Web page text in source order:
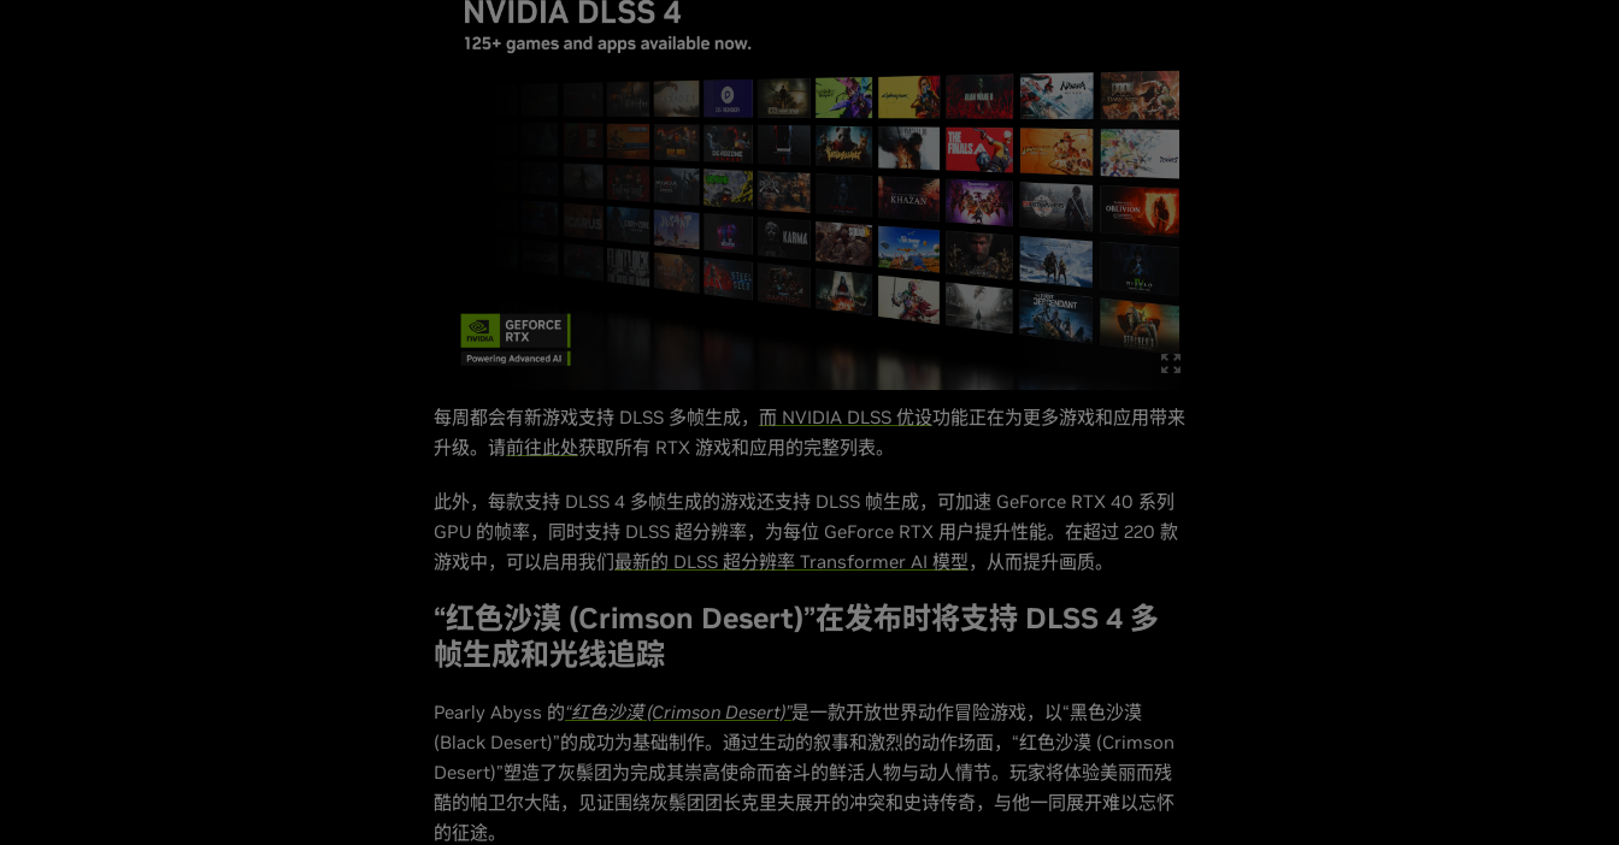
每周都会有新游戏支持 DLSS 多帧生成， 而 NVIDIA DLSS 优设功能正在为更多游戏和应用带来
升级。请前往此处获取所有 RTX 游戏和应用的完整列表。
此外，每款支持 DLSS 4 多帧生成的游戏还支持 DLSS 帧生成，可加速 GeForce RTX 40 系列
GPU 的帧率，同时支持 DLSS 超分辨率，为每位 GeForce RTX 用户提升性能。在超过 220 款
游戏中，可以启用我们最新的 DLSS 超分辨率 Transformer AI 模型，从而提升画质。
“红色沙漠 (Crimson Desert)”在发布时将支持 DLSS 4 多
帧生成和光线追踪
Pearly Abyss 的“红色沙漠 (Crimson Desert)”是一款开放世界动作冒险游戏，以“黑色沙漠
(Black Desert)”的成功为基础制作。通过生动的叙事和激烈的动作场面，“红色沙漠 (Crimson
Desert)”塑造了灰鬃团为完成其崇高使命而奋斗的鲜活人物与动人情节。玩家将体验美丽而残
酷的帕卫尔大陆，见证围绕灰鬃团团长克里夫展开的冲突和史诗传奇，与他一同展开难以忘怀
的征途。